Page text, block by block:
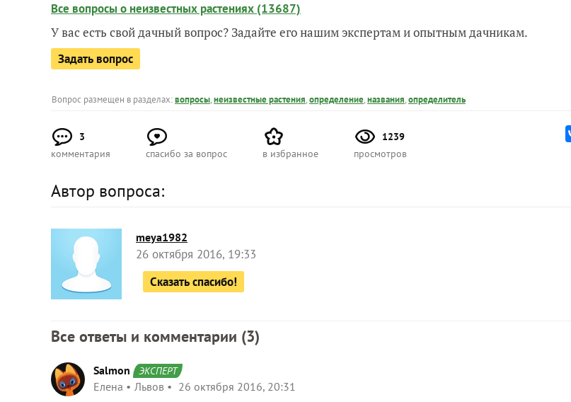
Все вопросы о неизвестных растениях (13687)
У вас есть свой дачный вопрос? Задайте его нашим экспертам и опытным дачникам.
Задать вопрос
Вопрос размещен в разделах:вопросы,неизвестные растения,определение,названия,определитель
3
комментария
спасибо за вопрос в избранное
1239
просмотров
Автор вопроса:
meya1982
26 октября 2016, 19:33
Сказать спасибо!
Все ответы и комментарии (3)
Salmon ЭКСПЕРТ
Елена Львов 26 октября 2016, 20:31